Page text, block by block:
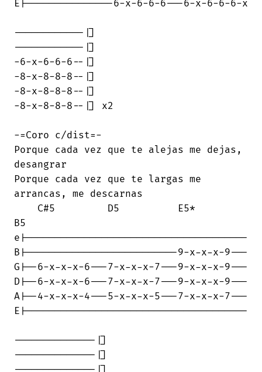
E|---------------6-x-6-6-6---6-x-6-6-6-x
------------|]
------------|]
-6-x-6-6-6--|]
-8-x-8-8-8--|]
-8-x-8-8-8--|]
-8-x-8-8-8--|] x2
-=Coro c/dist=-
Porque cada vez que te alejas me dejas,
desangrar
Porque cada vez que te largas me
arrancas, me descarnas
    C#5         D5          E5*
B5
e|--------------------------------------
B|--------------------------9-x-x-x-9---
G|--6-x-x-x-6---7-x-x-x-7---9-x-x-x-9---
D|--6-x-x-x-6---7-x-x-x-7---9-x-x-x-9---
A|--4-x-x-x-4---5-x-x-x-5---7-x-x-x-7---
E|--------------------------------------
--------------|]
--------------|]